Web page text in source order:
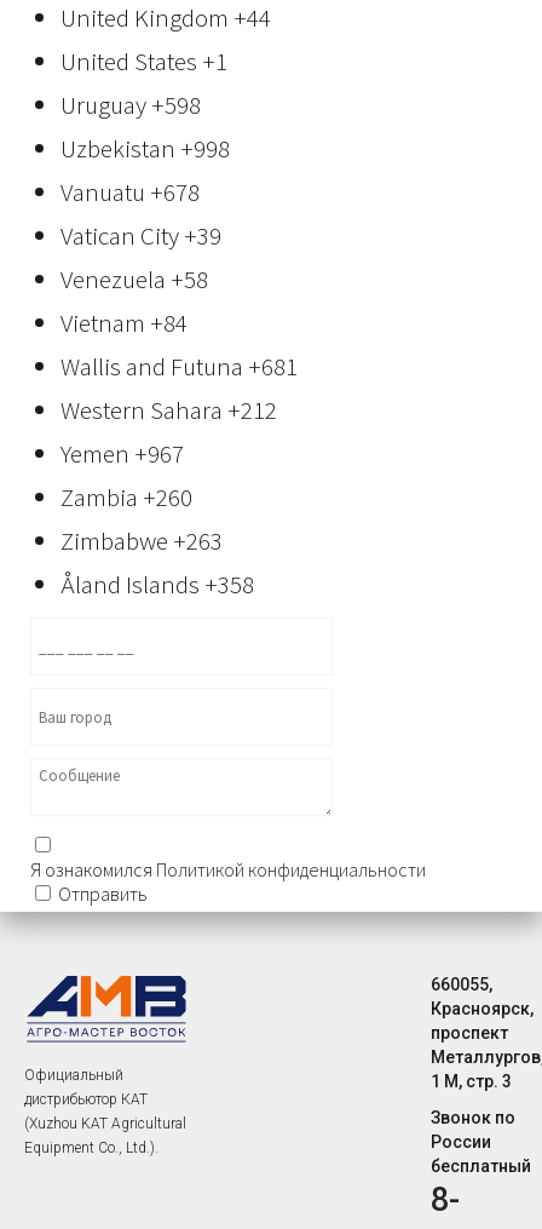
United Kingdom +44
United States +1
Uruguay+598
Uzbekistan +998
Vanuatu +678
Vatican City+39
Venezuela +58
Vietnam +84
Wallis and Futuna +681
Western Sahara +212
Yemen +967
Zambia +260
Zimbabwe +263
Åland Islands +358
Я ознакомился Политикой конфиденциальности
Отправить
Официальный
дистрибьютор КАТ
(Xuzhou KAT Agricultural
Equipment Co., Ltd.).
660055,
Красноярск,
проспект
1 М, стр. 3
Звонок по
России
бесплатный
8-